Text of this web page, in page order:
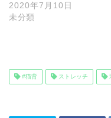
2020年7月10日
未分類
#猫背 ストレッチ